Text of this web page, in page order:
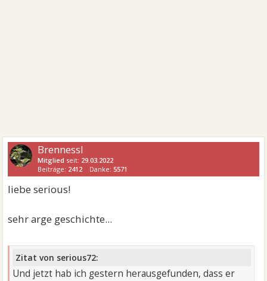
Brennessl
Mitglied seit: 29.03.2022
Beiträge: 2412 Danke: 5571
liebe serious!
sehr arge geschichte...
Zitat von serious72:
Und jetzt hab ich gestern herausgefunden, dass er